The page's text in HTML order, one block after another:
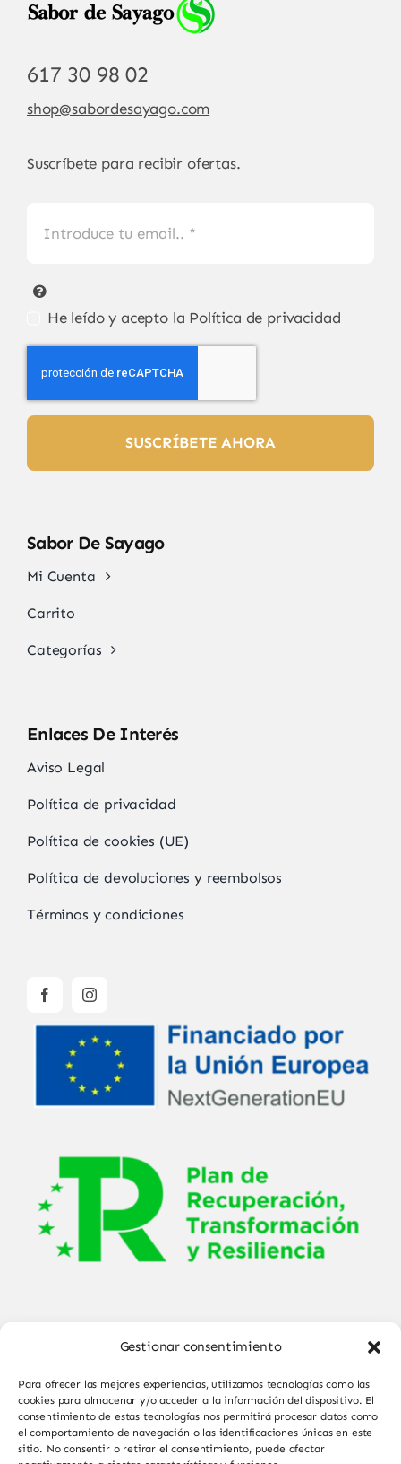
Gestionar consentimiento
Para ofrecer las mejores experiencias, utilizamos tecnologías como las
cookies para almacenar y/o acceder a la información del dispositivo. El
consentimiento de estas tecnologías nos permitirá procesar datos como
el comportamiento de navegación o las identificaciones únicas en este
sitio. No consentir o retirar el consentimiento, puede afectar
617 30 98 02
shop@sabordesayago.com
Suscríbete para recibir ofertas.
He leído y acepto la Política de privacidad
SUSCRÍBETE AHORA
Sabor De Sayago
Mi Cuenta
Carrito
Categorías
Enlaces De Interés
Aviso Legal
Política de privacidad
Política de cookies (UE)
Política de devoluciones y reembolsos
Términos y condiciones
© Copyright 2025 - 2026•Sabor de Sayago